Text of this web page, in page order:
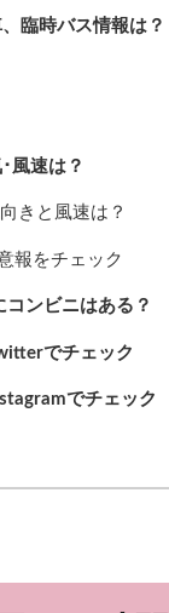
臨時バス情報は？
風速は？
きと風速は？
報をチェック
ンビニはある？
でチェック
でチェック